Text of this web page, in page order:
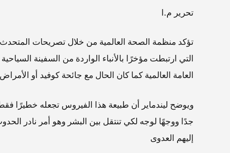
تحرير م.ا
تؤكد منظمة الصحة العالمية من خلال تصريحات
التي ارتبطت مؤخرًا بالأنباء الواردة من السفينة
العامة العالمية كما كان الحال مع جائحة كوفيد أو
ويوضح ليندماير أن طبيعة هذا الفيروس تجعله
جدًا ووجهًا لوجه لكي تنتقل بين البشر وهو أمر نادر
إليهم العدوى